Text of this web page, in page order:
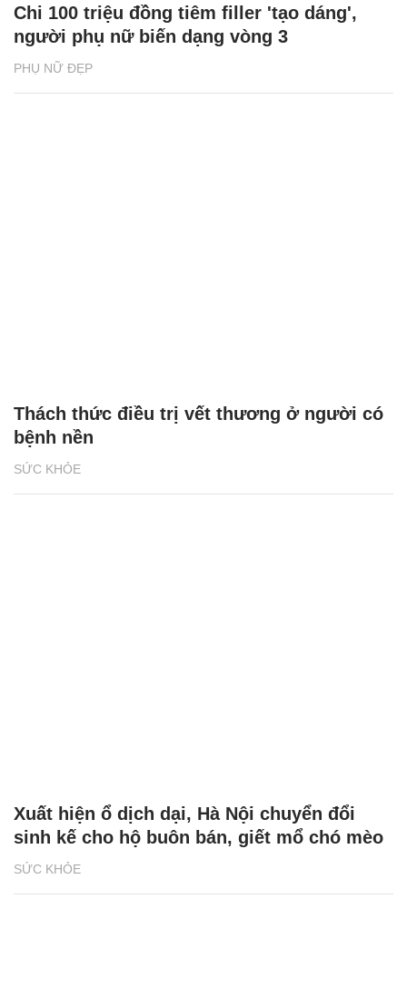
PHỤ NỮ ĐẸP
Chi 100 triệu đồng tiêm filler 'tạo dáng',
người phụ nữ biến dạng vòng 3
SỨC KHỎE
Thách thức điều trị vết thương ở người có
bệnh nền
SỨC KHỎE
Xuất hiện ổ dịch dại, Hà Nội chuyển đổi
sinh kế cho hộ buôn bán, giết mổ chó mèo